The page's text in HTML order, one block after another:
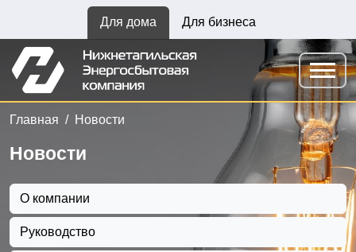
Для дома Для бизнеса
Главная Новости
Новости
О компании
Руководство